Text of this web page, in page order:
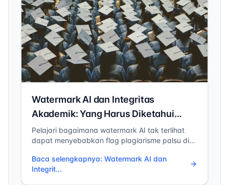
Watermark AI dan Integritas
Akademik: Yang Harus Diketahui
Mahasiswa
Pelajari bagaimana watermark AI tak terlihat
dapat menyebabkan flag plagiarisme palsu di
sebelum pengiriman untuk melindungi integritas
akademik Anda.
Baca selengkapnya: Watermark AI dan
Integrit...